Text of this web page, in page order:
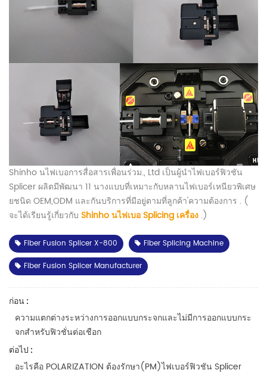
Shinho นไฟเบอการสื่อสารเพื่อนร่วม., Ltd เป็นผู้นำไฟเบอร์ฟิวชัน
Splicer ผลิตมีพัฒนา 11 นางแบบที่เหมาะกับหลานไฟเบอร์เหนียวพิเศษ
ยชนิด OEM,ODM และกันบริการที่มีอยู่ตามที่ลูกค้า'ความต้องการ . (
จะได้เรียนรู้เกี่ยวกับ Shinho นไฟเบอ Splicing เครื่อง .)
Fiber Fusion Splicer X-800
Fiber Splicing Machine
Fiber Fusion Splicer Manufacturer
ก่อน :
ความแตกต่างระหว่างการออกแบบกระจกและไม่มีการออกแบบกระ
จกสำหรับฟิวชั่นต่อเชือก
ต่อไป :
อะไรคือ POLARIZATION ต้องรักษา(PM)ไฟเบอร์ฟิวชัน Splicer